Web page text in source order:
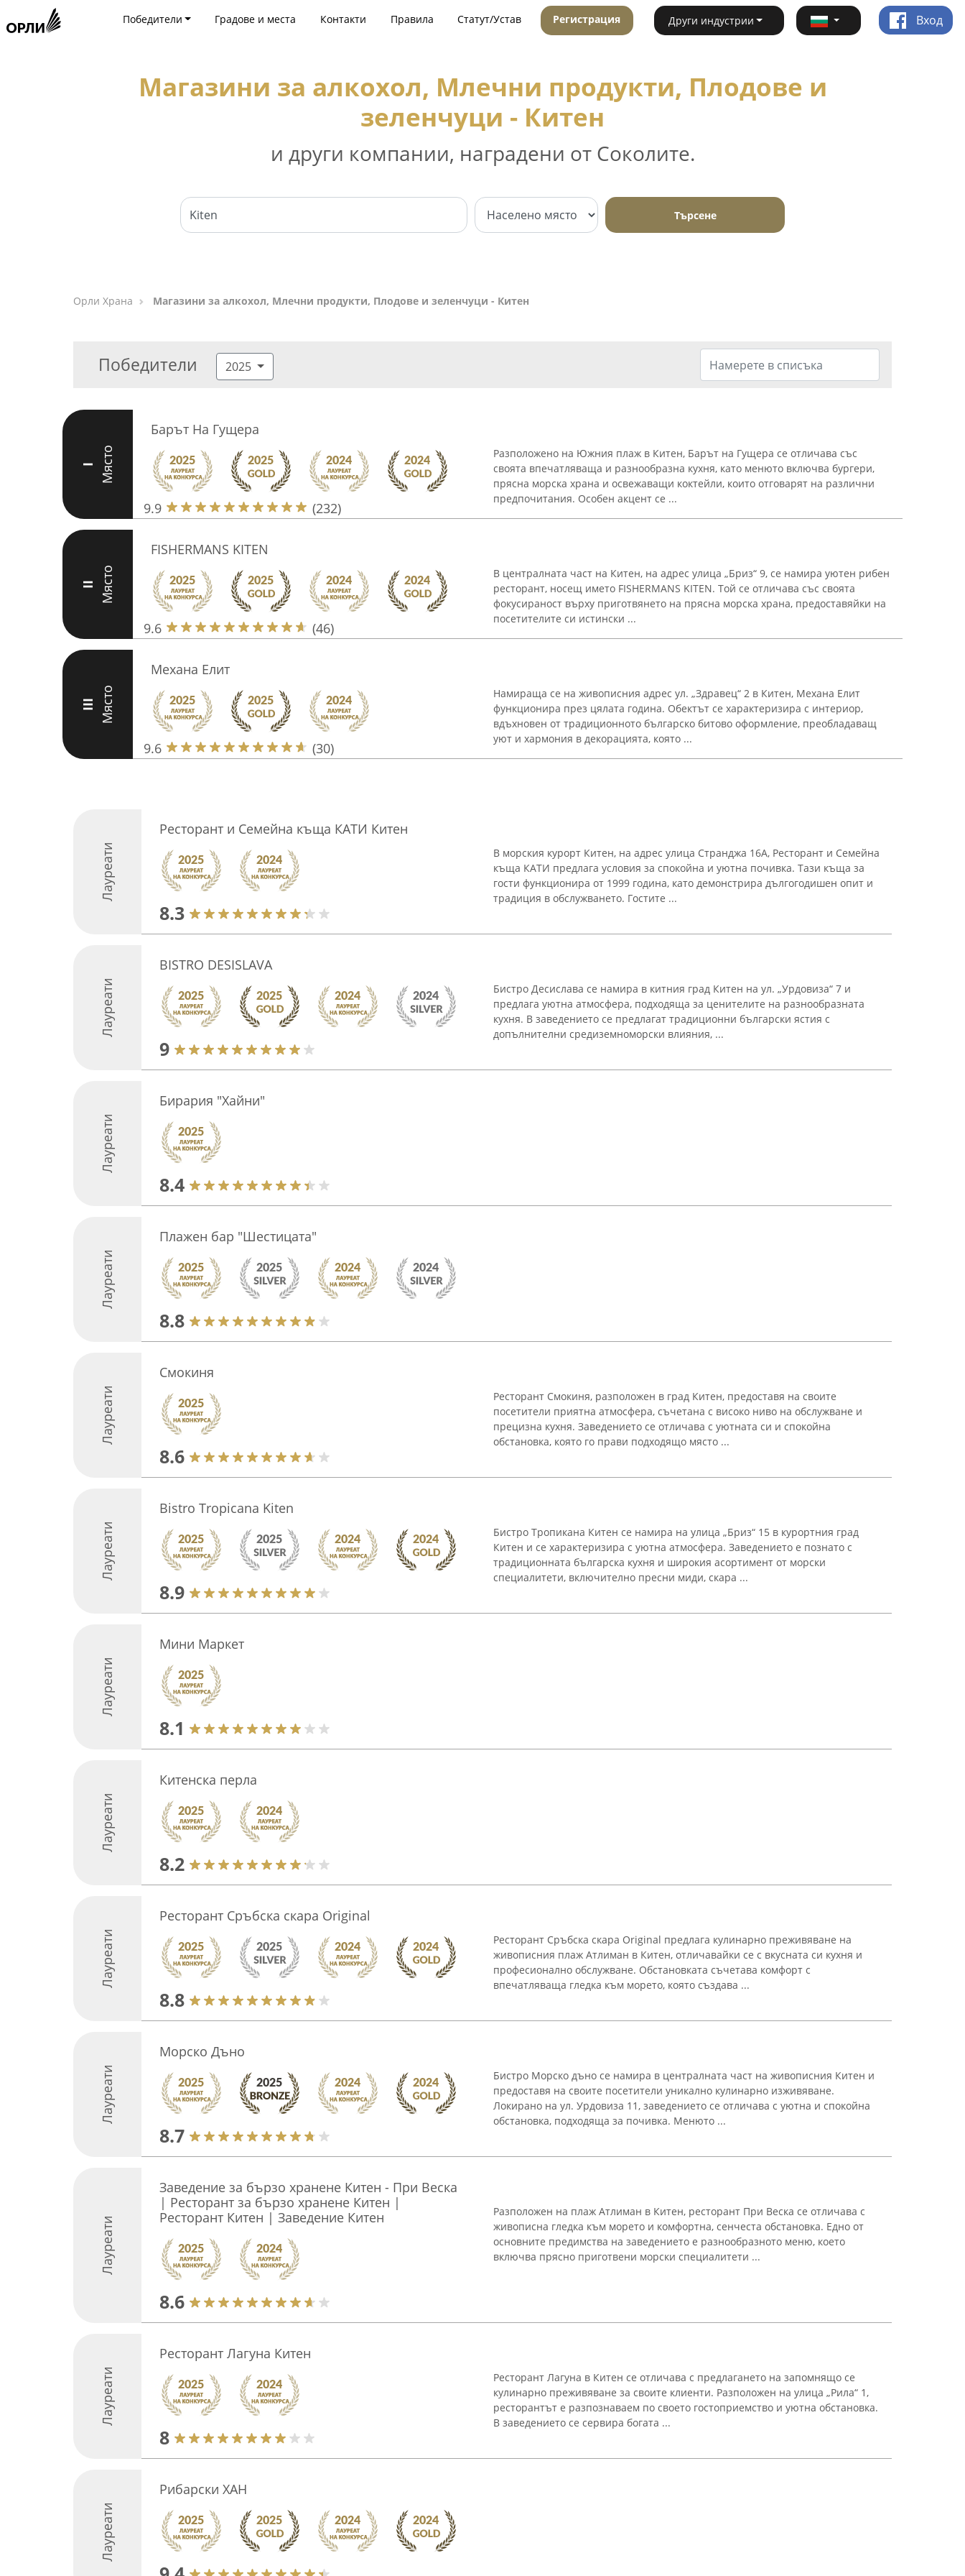
Победители Градове и места Контакти Правила Статут/Устав Регистрация Други индустрии Вход
Магазини за алкохол, Млечни продукти, Плодове и
зеленчуци - Китен
и други компании, наградени от Соколите.
Търсене
Орли Храна Магазини за алкохол, Млечни продукти, Плодове и зеленчуци - Китен
Победители 2025
I Място
Барът На Гущера
9.9 (232)
Разположено на Южния плаж в Китен, Барът на Гущера се отличава със
своята впечатляваща и разнообразна кухня, като менюто включва бургери,
прясна морска храна и освежаващи коктейли, които отговарят на различни
предпочитания. Особен акцент се ...
II Място
FISHERMANS KITEN
9.6 (46)
В централната част на Китен, на адрес улица „Бриз“ 9, се намира уютен рибен
ресторант, носещ името FISHERMANS KITEN. Той се отличава със своята
фокусираност върху приготвянето на прясна морска храна, предоставяйки на
посетителите си истински ...
III Място
Механа Елит
9.6 (30)
Намираща се на живописния адрес ул. „Здравец“ 2 в Китен, Механа Елит
функционира през цялата година. Обектът се характеризира с интериор,
вдъхновен от традиционното българско битово оформление, преобладаващ
уют и хармония в декорацията, която ...
Лауреати
Ресторант и Семейна къща КАТИ Китен
8.3
В морския курорт Китен, на адрес улица Странджа 16А, Ресторант и Семейна
къща КАТИ предлага условия за спокойна и уютна почивка. Тази къща за
гости функционира от 1999 година, като демонстрира дългогодишен опит и
традиция в обслужването. Гостите ...
Лауреати
BISTRO DESISLAVA
9
Бистро Десислава се намира в китния град Китен на ул. „Урдовиза“ 7 и
предлага уютна атмосфера, подходяща за ценителите на разнообразната
кухня. В заведението се предлагат традиционни български ястия с
допълнителни средиземноморски влияния, ...
Лауреати
Бирария "Хайни"
8.4
Лауреати
Плажен бар "Шестицата"
8.8
Лауреати
Смокиня
8.6
Ресторант Смокиня, разположен в град Китен, предоставя на своите
посетители приятна атмосфера, съчетана с високо ниво на обслужване и
прецизна кухня. Заведението се отличава с уютната си и спокойна
обстановка, която го прави подходящо място ...
Лауреати
Bistro Tropicana Kiten
8.9
Бистро Тропикана Китен се намира на улица „Бриз“ 15 в курортния град
Китен и се характеризира с уютна атмосфера. Заведението е познато с
традиционната българска кухня и широкия асортимент от морски
специалитети, включително пресни миди, скара ...
Лауреати
Мини Маркет
8.1
Лауреати
Китенска перла
8.2
Лауреати
Ресторант Сръбска скара Original
8.8
Ресторант Сръбска скара Original предлага кулинарно преживяване на
живописния плаж Атлиман в Китен, отличавайки се с вкусната си кухня и
професионално обслужване. Обстановката съчетава комфорт с
впечатляваща гледка към морето, която създава ...
Лауреати
Морско Дъно
8.7
Бистро Морско дъно се намира в централната част на живописния Китен и
предоставя на своите посетители уникално кулинарно изживяване.
Локирано на ул. Урдовиза 11, заведението се отличава с уютна и спокойна
обстановка, подходяща за почивка. Менюто ...
Лауреати
Заведение за бързо хранене Китен - При Веска
| Ресторант за бързо хранене Китен |
Ресторант Китен | Заведение Китен
8.6
Разположен на плаж Атлиман в Китен, ресторант При Веска се отличава с
живописна гледка към морето и комфортна, сенчеста обстановка. Едно от
основните предимства на заведението е разнообразното меню, което
включва прясно приготвени морски специалитети ...
Лауреати
Ресторант Лагуна Китен
8
Ресторант Лагуна в Китен се отличава с предлагането на запомнящо се
кулинарно преживяване за своите клиенти. Разположен на улица „Рила“ 1,
ресторантът е разпознаваем по своето гостоприемство и уютна обстановка.
В заведението се сервира богата ...
Лауреати
Рибарски ХАН